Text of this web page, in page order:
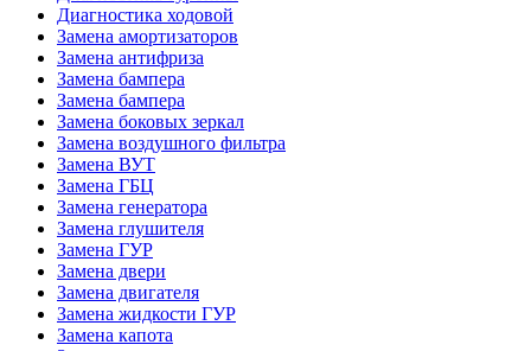
Диагностика ходовой
Замена амортизаторов
Замена антифриза
Замена бампера
Замена бампера
Замена боковых зеркал
Замена воздушного фильтра
Замена ВУТ
Замена ГБЦ
Замена генератора
Замена глушителя
Замена ГУР
Замена двери
Замена двигателя
Замена жидкости ГУР
Замена капота